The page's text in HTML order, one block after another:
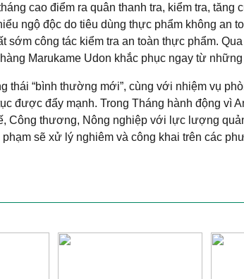
cao điểm ra quân thanh tra, kiểm tra, tăng
ngộ độc do tiêu dùng thực phẩm không an
sớm công tác kiểm tra an toàn thực phẩm.
Marukame Udon khắc phục ngay từ
thái “bình thường mới”, cùng với nhiệm vụ
được đẩy mạnh. Trong Tháng hành động vì
Công thương, Nông nghiệp với lực lượng
sẽ xử lý nghiêm và công khai trên các